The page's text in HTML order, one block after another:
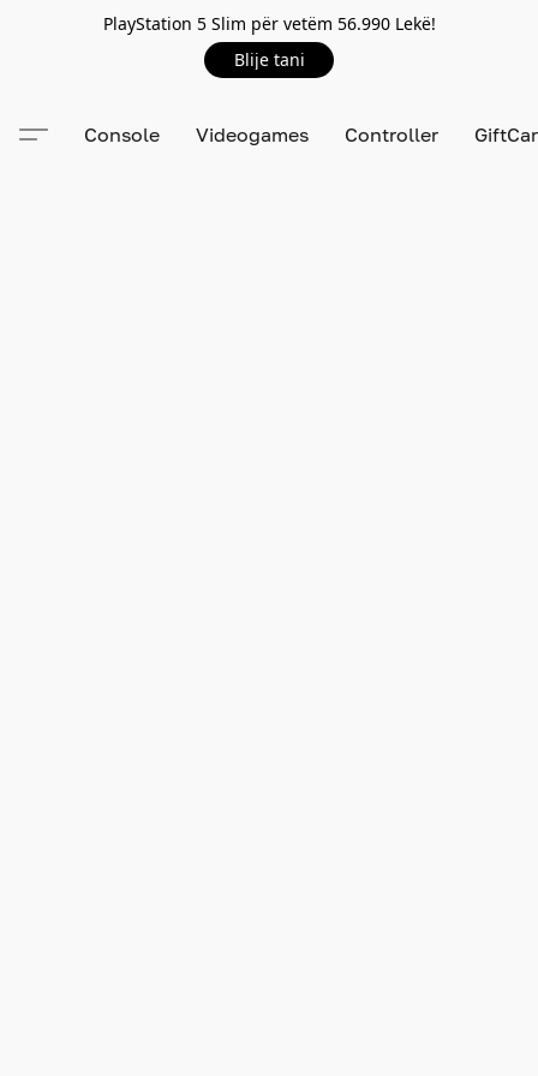
PlayStation 5 Slim për vetëm 56.990 Lekë!
Blije tani
Console Videogames Controller